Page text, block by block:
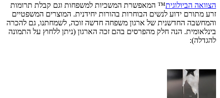
הצוואה הביולוגית™ המאפשרת המשכיות למשפחות וגם קבלת תרומות
זרע מתורם ידוע לנשים הבוחרות בהורות יחידנית. המוצרים המשפטיים
והמחשבה החדשנית של ארגון משפחה חדשה זוכה, לשמחתנו, גם להכרה
בינלאומית. הנה חלק מהפרסים בהם זכה הארגון (ניתן ללחוץ על התמונה
להגדלה):